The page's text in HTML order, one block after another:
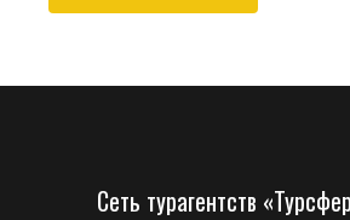
Сеть турагентств